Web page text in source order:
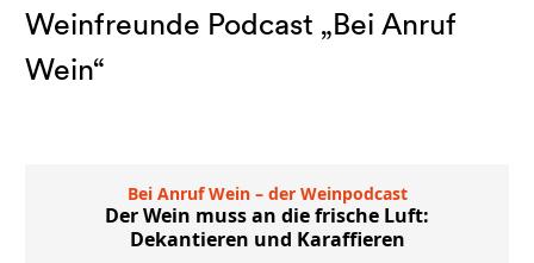
Weinfreunde Podcast „Bei Anruf
Wein“